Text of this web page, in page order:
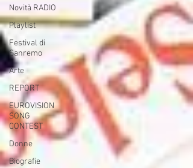
Novità RADIO
Playlist
Festival di
Sanremo
Arte
REPORT
EUROVISION
SONG
CONTEST
Donne
Biografie